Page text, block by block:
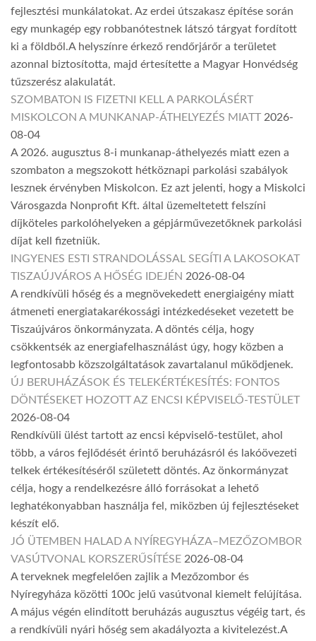
fejlesztési munkálatokat. Az erdei útszakasz építése során
egy munkagép egy robbanótestnek látszó tárgyat fordított
ki a földből.A helyszínre érkező rendőrjárőr a területet
azonnal biztosította, majd értesítette a Magyar Honvédség
tűzszerész alakulatát.
SZOMBATON IS FIZETNI KELL A PARKOLÁSÉRT
MISKOLCON A MUNKANAP-ÁTHELYEZÉS MIATT 2026-
08-04
A 2026. augusztus 8-i munkanap-áthelyezés miatt ezen a
szombaton a megszokott hétköznapi parkolási szabályok
lesznek érvényben Miskolcon. Ez azt jelenti, hogy a Miskolci
Városgazda Nonprofit Kft. által üzemeltetett felszíni
díjköteles parkolóhelyeken a gépjárművezetőknek parkolási
díjat kell fizetniük.
INGYENES ESTI STRANDOLÁSSAL SEGÍTI A LAKOSOKAT
TISZAÚJVÁROS A HŐSÉG IDEJÉN 2026-08-04
A rendkívüli hőség és a megnövekedett energiaigény miatt
átmeneti energiatakarékossági intézkedéseket vezetett be
Tiszaújváros önkormányzata. A döntés célja, hogy
csökkentsék az energiafelhasználást úgy, hogy közben a
legfontosabb közszolgáltatások zavartalanul működjenek.
ÚJ BERUHÁZÁSOK ÉS TELEKÉRTÉKESÍTÉS: FONTOS
DÖNTÉSEKET HOZOTT AZ ENCSI KÉPVISELŐ-TESTÜLET
2026-08-04
Rendkívüli ülést tartott az encsi képviselő-testület, ahol
több, a város fejlődését érintő beruházásról és lakóövezeti
telkek értékesítéséről született döntés. Az önkormányzat
célja, hogy a rendelkezésre álló forrásokat a lehető
leghatékonyabban használja fel, miközben új fejlesztéseket
készít elő.
JÓ ÜTEMBEN HALAD A NYÍREGYHÁZA–MEZŐZOMBOR
VASÚTVONAL KORSZERŰSÍTÉSE 2026-08-04
A terveknek megfelelően zajlik a Mezőzombor és
Nyíregyháza közötti 100c jelű vasútvonal kiemelt felújítása.
A május végén elindított beruházás augusztus végéig tart, és
a rendkívüli nyári hőség sem akadályozta a kivitelezést.A